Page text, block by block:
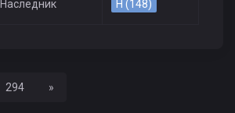
Наследник H (148)
294 »